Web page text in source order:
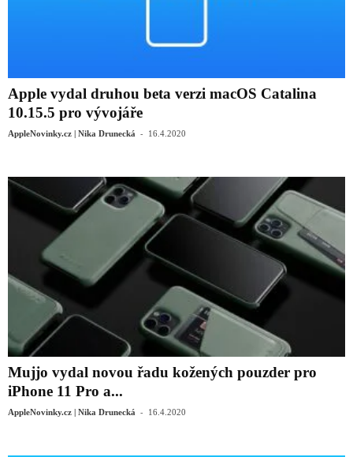
Apple vydal druhou beta verzi macOS Catalina
10.15.5 pro vývojáře
AppleNovinky.cz | Nika Drunecká - 16.4.2020
Mujjo vydal novou řadu kožených pouzder pro
iPhone 11 Pro a...
AppleNovinky.cz | Nika Drunecká - 16.4.2020